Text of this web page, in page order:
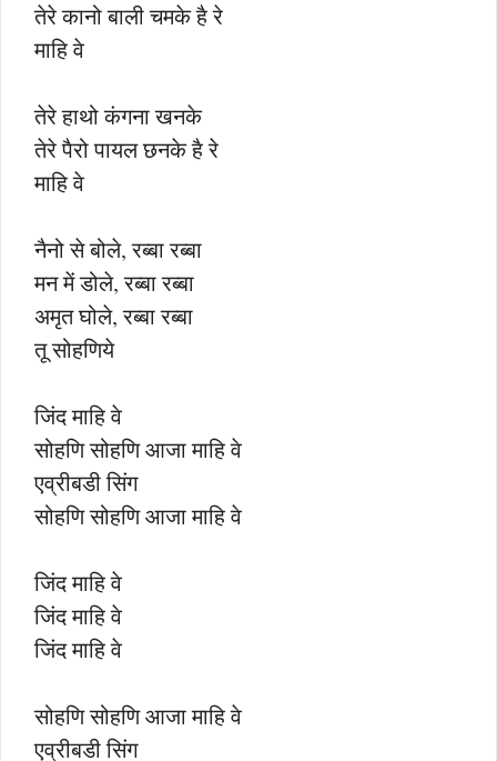
तेरे कानो बाली चमके है रे
माहि वे
तेरे हाथो कंगना खनके
तेरे पैरो पायल छनके है रे
माहि वे
नैनो से बोले, रब्बा रब्बा
मन में डोले, रब्बा रब्बा
अमृत घोले, रब्बा रब्बा
तू सोहणिये
जिंद माहि वे
सोहणि सोहणि आजा माहि वे
एव्रीबडी सिंग
सोहणि सोहणि आजा माहि वे
जिंद माहि वे
जिंद माहि वे
जिंद माहि वे
सोहणि सोहणि आजा माहि वे
एव्रीबडी सिंग